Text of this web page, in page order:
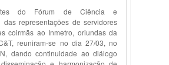
do Fórum de Ciência e
das representações de servidores
coirmãs ao Inmetro, oriundas da
reuniram-se no dia 27/03, no
dando continuidade ao diálogo